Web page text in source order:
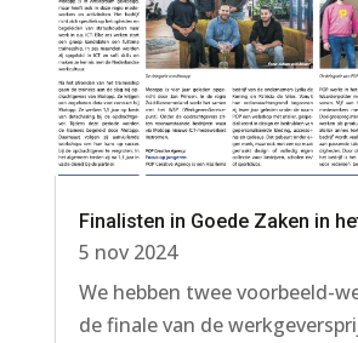
Finalisten in Goede Zaken in
5 nov 2024
We hebben twee voorbeeld-
de finale van de